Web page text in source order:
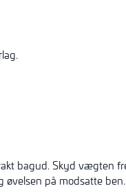
bagud. Skyd vægten
på modsatte ben.